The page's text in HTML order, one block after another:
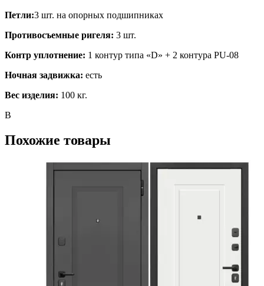
Петли:3 шт. на опорных подшипниках
Противосъемные ригеля: 3 шт.
Контр уплотнение: 1 контур типа «D» + 2 контура PU-08
Ночная задвижка: есть
Вес изделия: 100 кг.
В
Похожие товары